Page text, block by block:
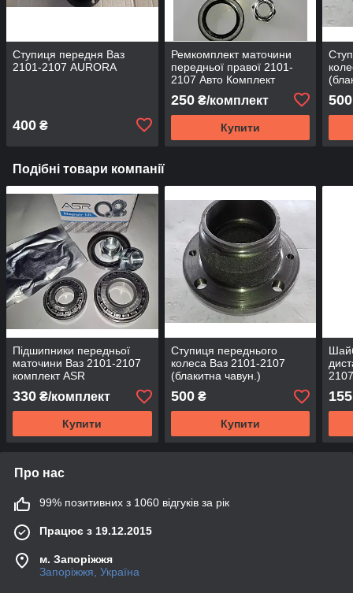
Ступиця передня Ваз
2101-2107 AURORA
400 ₴
Ремкомплект маточини
передньої правої 2101-
2107 Авто Комплект
250₴/комплект
Купити
500
Подібні товари компанії
Підшипники передньої
маточини Ваз 2101-2107
комплект ASR
330 ₴/комплект
Купити
Ступиця переднього
колеса Ваз 2101-2107
(блакитна чавун.)
500₴
Купити
155
Про нас
99% позитивних з 1060 відгуків за рік
Працює з 19.12.2015
м. Запоріжжя
Запоріжжя, Україна